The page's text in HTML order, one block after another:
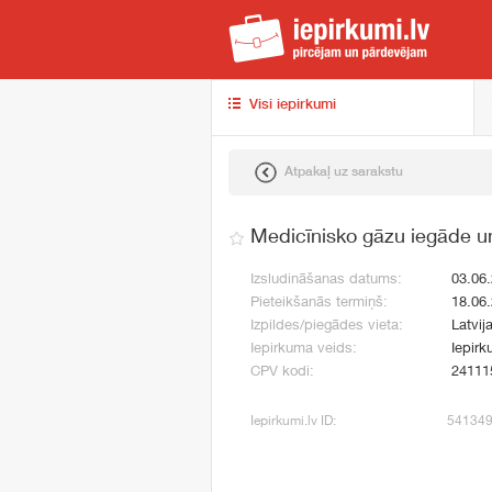
Visi iepirkumi
Atpakaļ uz sarakstu
Medicīnisko gāzu iegāde
Izsludināšanas datums:
Pieteikšanās termiņš:
Izpildes/piegādes vieta:
Iepirkuma veids:
CPV kodi:
Iepirkumi.lv ID: